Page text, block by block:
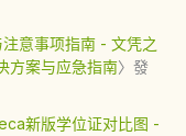
意事项指南 - 文凭之
方案与应急指南〉發
新版学位证对比图 -